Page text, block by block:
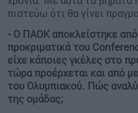
πιστεύω ότι θα γίνει
- Ο ΠΑΟΚ αποκλείστηκε
προκριματικά του
είχε κάποιες γκέλες στο
τώρα προέρχεται και από
του Ολυμπιακού. Πώς
της ομάδας;